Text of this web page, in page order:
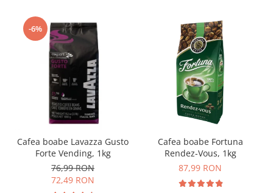
-6%
Cafea boabe Lavazza Gusto
Forte Vending, 1kg
76,99 RON
72,49 RON
Cafea boabe Fortuna
Rendez-Vous, 1kg
87,99 RON